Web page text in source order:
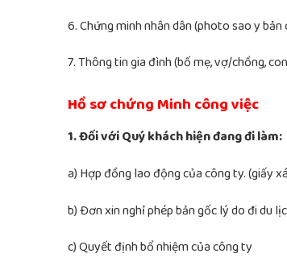
6. Chứng minh nhân dân (photo sao y bản
7. Thông tin gia đình (bố mẹ, vợ/chồng,
Hồ sơ chứng Minh công việc
1. Đối với Quý khách hiện đang đi làm:
a) Hợp đồng lao động của công ty. (giấy
b) Đơn xin nghỉ phép bản gốc lý do đi du
c) Quyết định bổ nhiệm của công ty